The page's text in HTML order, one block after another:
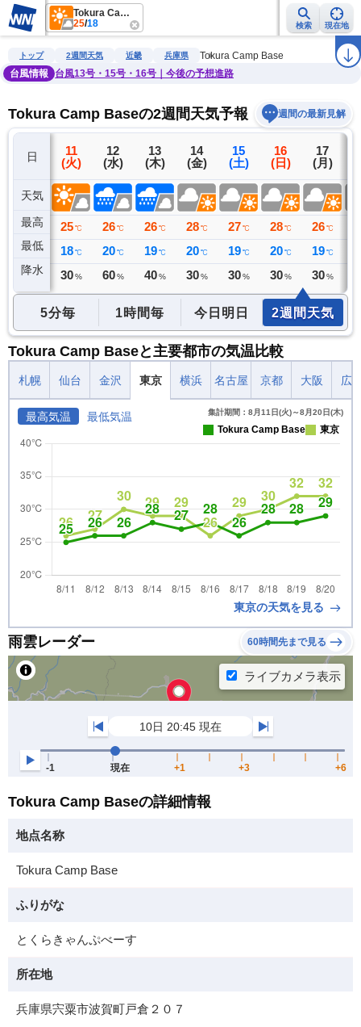
Tokura Camp Base
25/18 検索 現在地
雨雲レーダー 台風情報 地震情報 警報・注意報 ラ
トップ 2週間天気 近畿 兵庫県
Tokura Camp Base
台風情報
台風13号・15号・16号｜今後の予想進路
Tokura Camp Baseの2週間天気予報 週間の最新見解
日
天気
最高
最低
降水
10
(月)
26 ℃
18 ℃
0 ミリ
11
(火)
25 ℃
18 ℃
30 %
12
(水)
26 ℃
20 ℃
60 %
13
(木)
26 ℃
19 ℃
40 %
14
(金)
28 ℃
20 ℃
30 %
15
(土)
27 ℃
19 ℃
30 %
16
(日)
28 ℃
20 ℃
30 %
17
(月)
26 ℃
19 ℃
30 %
5分毎 1時間毎 今日明日 2週間天気
Tokura Camp Baseと主要都市の気温比較
札幌 仙台 金沢 東京 横浜 名古屋 京都 大阪 広
最高気温 最低気温 集計期間：8月11日(火)～8月20日(木)
Tokura Camp Base 東京
東京の天気を見る
雨雲レーダー 60時間先まで見る
Tokura Camp Baseの詳細情報
地点名称
Tokura Camp Base
ふりがな
とくらきゃんぷべーす
所在地
兵庫県宍粟市波賀町戸倉２０７